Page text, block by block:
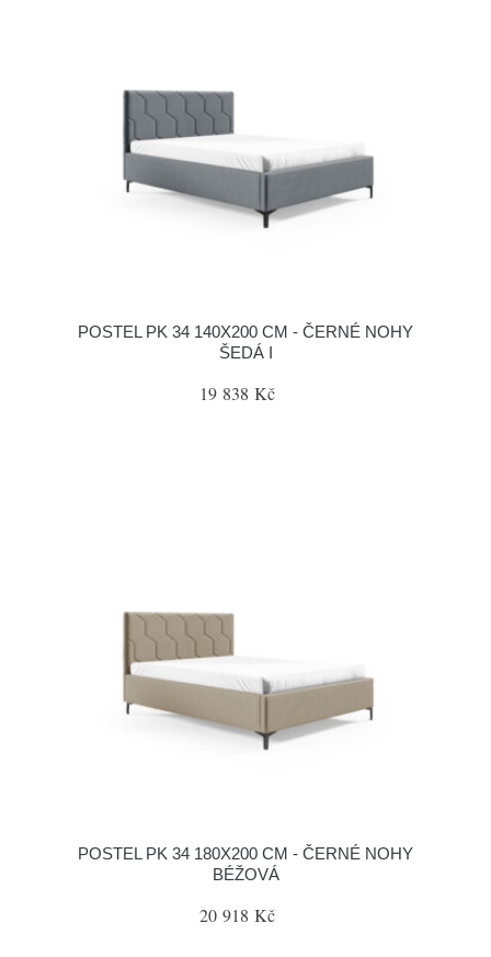
POSTEL PK 34 140X200 CM - ČERNÉ NOHY
ŠEDÁ I
19 838 Kč
POSTEL PK 34 180X200 CM - ČERNÉ NOHY
BÉŽOVÁ
20 918 Kč